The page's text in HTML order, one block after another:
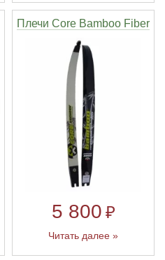
Плечи Core Bamboo Fiber
5 800 ₽
Читать далее »